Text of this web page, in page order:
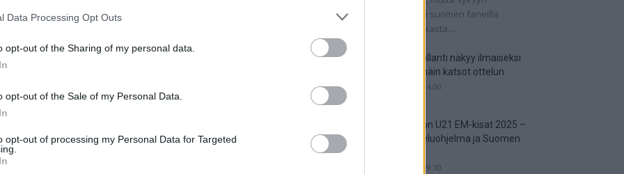
Data Processing Opt Outs
opt-out of the Sharing of my personal data.
opt-out of the Sale of my Personal Data.
opt-out of processing my Personal Data for Targeted
tapaninpäivän kierroksella. Ensimmäisessä
toisensa ja tasasivat pisteet 2-2 -tasapelillä.
hyviä otteitaan.
joka höntsäcupissa. Saisi pelata terävänä näitä
leikkikenttä portugalilaiselle.
ratkaisuottelut kertovat, onko suomen faneilla
realistista unelmoida kisapaikasta....
Suomi-Hollanti näkyy ilmaiseksi
TV:stä – näin katsot ottelun
06.06.2025 14:00
Jalkapallon U21 EM-kisat 2025 –
tässä otteluohjelma ja Suomen
18.05.2025 09:10